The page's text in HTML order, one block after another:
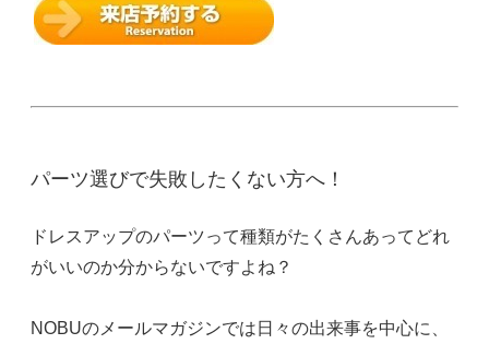
パーツ選びで失敗したくない方へ！
ドレスアップのパーツって種類がたくさんあってどれ
がいいのか分からないですよね？
NOBUのメールマガジンでは日々の出来事を中心に、